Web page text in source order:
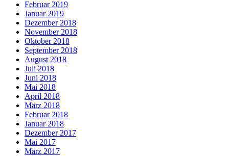
Februar 2019
Januar 2019
Dezember 2018
November 2018
Oktober 2018
September 2018
August 2018
Juli 2018
Juni 2018
Mai 2018
April 2018
März 2018
Februar 2018
Januar 2018
Dezember 2017
Mai 2017
März 2017